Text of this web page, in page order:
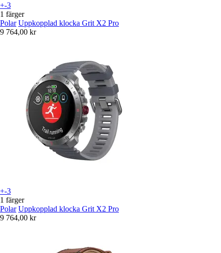
+-3
1 färger
Polar Uppkopplad klocka Grit X2 Pro
9 764,00 kr
+-3
1 färger
Polar Uppkopplad klocka Grit X2 Pro
9 764,00 kr